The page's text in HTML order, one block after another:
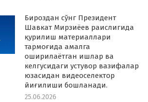
Бироздан сўнг Президент
Шавкат Мирзиёев раислигида
қурилиш материаллари
тармоғида амалга
оширилаётган ишлар ва
келгусидаги устувор вазифалар
юзасидан видеоселектор
йиғилиши бошланади.
25.06.2026